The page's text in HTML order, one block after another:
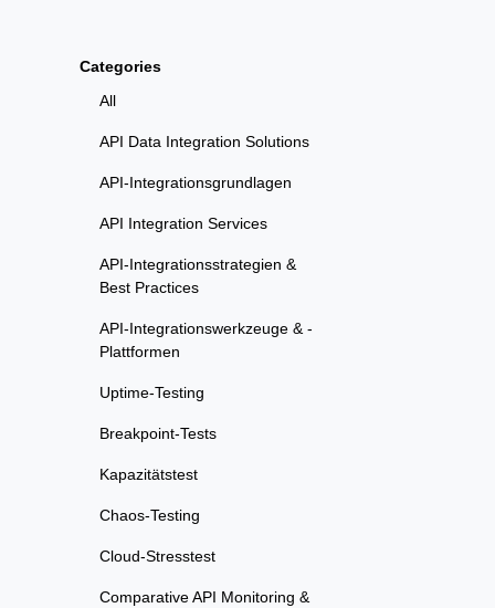
Categories
All
API Data Integration Solutions
API-Integrationsgrundlagen
API Integration Services
API-Integrationsstrategien &
Best Practices
API-Integrationswerkzeuge & -
Plattformen
Uptime-Testing
Breakpoint-Tests
Kapazitätstest
Chaos-Testing
Cloud-Stresstest
Comparative API Monitoring &